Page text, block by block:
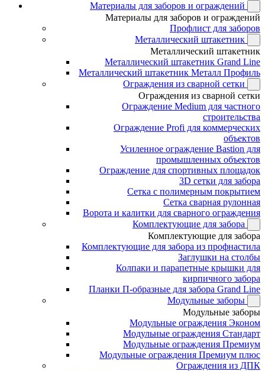
Материалы для заборов и ограждений
Материалы для заборов и ограждений
Профлист для заборов
Металлический штакетник
Металлический штакетник
Металлический штакетник Grand Line
Металлический штакетник Металл Профиль
Ограждения из сварной сетки
Ограждения из сварной сетки
Ограждение Medium для частного
строительства
Ограждение Profi для коммерческих
объектов
Усиленное ограждение Bastion для
промышленных объектов
Ограждение для спортивных площадок
3D сетки для забора
Сетка с полимерным покрытием
Сетка сварная рулонная
Ворота и калитки для сварного ограждения
Комплектующие для забора
Комплектующие для забора
Комплектующие для забора из профнастила
Заглушки на столбы
Колпаки и парапетные крышки для
кирпичного забора
Планки П-образные для забора Grand Line
Модульные заборы
Модульные заборы
Модульные ограждения Эконом
Модульные ограждения Стандарт
Модульные ограждения Премиум
Модульные ограждения Премиум плюс
Ограждения из ДПК